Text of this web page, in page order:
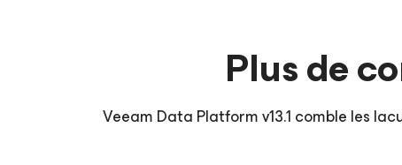
Plus de
Veeam Data Platform v13.1 comble les